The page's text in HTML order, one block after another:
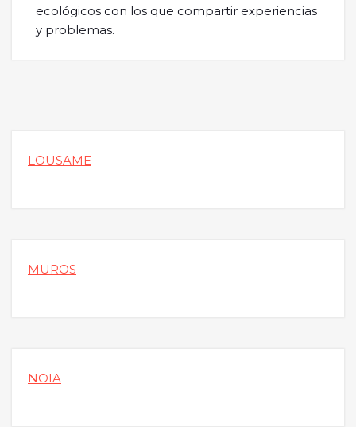
ecológicos con los que compartir experiencias
y problemas.
LOUSAME
MUROS
NOIA